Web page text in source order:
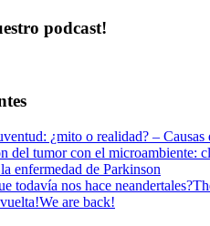
podcast!
¿mito o realidad? – Causas
del tumor con el microambiente:
enfermedad de Parkinson
todavía nos hace neandertales?
We are back!